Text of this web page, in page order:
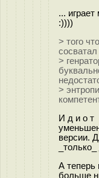
...
:))))
> того
>
>
И д и о т
версии.
А теперь
больше